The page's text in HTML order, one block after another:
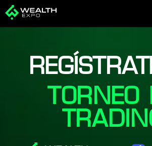
contenido
TORNEO